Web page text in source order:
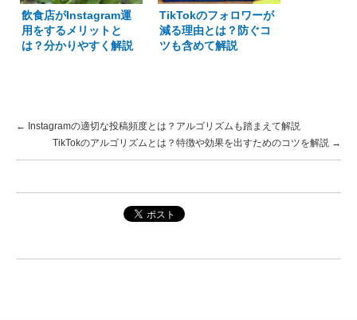
飲食店がInstagram運
用をするメリットと
は？分かりやすく解説
TikTokのフォロワーが
減る理由とは？防ぐコ
ツも含めて解説
← Instagramの適切な投稿頻度とは？アルゴリズムも踏まえて解説
TikTokのアルゴリズムとは？特徴や効果を出すためのコツを解説 →